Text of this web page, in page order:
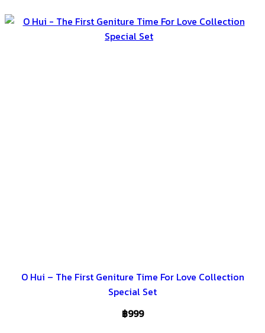
O Hui – The First Geniture Time For Love Collection
Special Set
฿999